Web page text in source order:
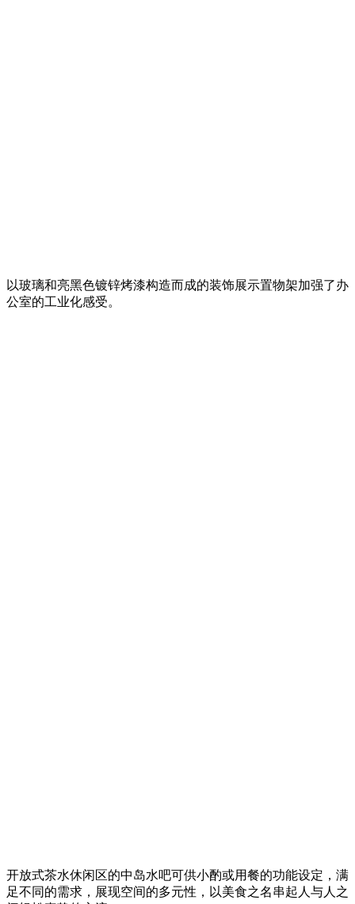
以玻璃和亮黑色镀锌烤漆构造而成的装饰展示置物架加强了办
公室的工业化感受。
开放式茶水休闲区的中岛水吧可供小酌或用餐的功能设定，满
足不同的需求，展现空间的多元性，以美食之名串起人与人之